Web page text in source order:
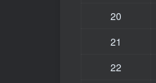
20
21
22